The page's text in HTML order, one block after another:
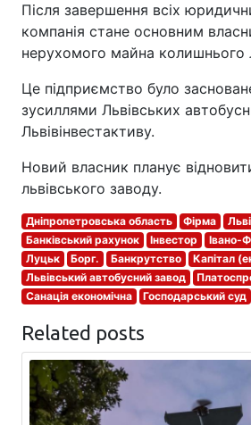
Після завершення всіх
компанія стане основним
нерухомого майна колишнього
Це підприємство було
зусиллями Львівських
Львівінвестактиву.
Новий власник планує
львівського заводу.
Дніпропетровська область Фірма
Банківський рахунок
Інвестор Івано-
Луцьк
Борг. Банкрутство
Капітал
Львівський автобусний завод
Санація економічна
Господарський суд
Related posts